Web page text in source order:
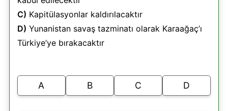
C) Kapitülasyonlar kaldırılacaktır
D) Yunanistan savaş tazminatı olarak Karaağaç’ı
Türkiye’ye bırakacaktır
A B C D